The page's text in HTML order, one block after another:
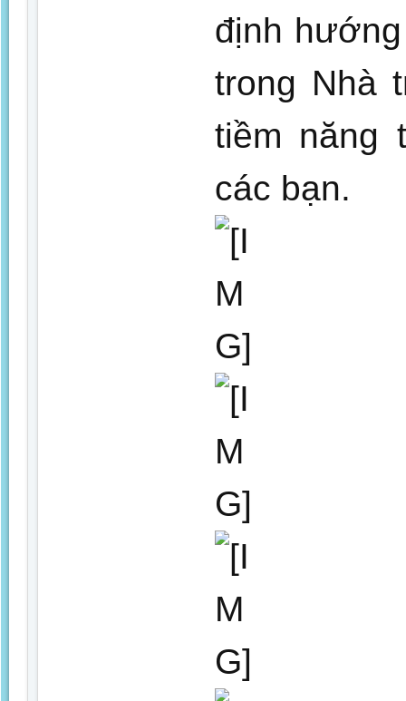
định
trong Nhà
tiềm năng
các bạn.